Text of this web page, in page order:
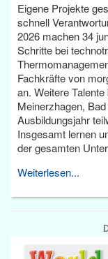
Eigene Projekte
schnell
2026 machen 34
Schritte bei
Fachkräfte von
an. Weitere
Meinerzhagen,
Ausbildungsjahr
Insgesamt lernen
der gesamten
Weiterlesen...